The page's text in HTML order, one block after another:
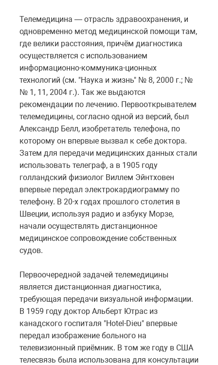
Телемедицина — отрасль здравоохранения, и
одновременно метод медицинской помощи там,
где велики расстояния, причём диагностика
осуществляется с использованием
информационно-коммуника-ционных
технологий (см. "Наука и жизнь" № 8, 2000 г.; №
№ 1, 11, 2004 г.). Так же выдаются
рекомендации по лечению. Первооткрывателем
телемедицины, согласно одной из версий, был
Александр Белл, изобретатель телефона, по
которому он впервые вызвал к себе доктора.
Затем для передачи медицинских данных стали
использовать телеграф, а в 1905 году
голландский физиолог Виллем Эйнтховен
впервые передал электрокардиограмму по
телефону. В 20-х годах прошлого столетия в
Швеции, используя радио и азбуку Морзе,
начали осуществлять дистанционное
медицинское сопровождение собственных
судов.
Первоочередной задачей телемедицины
является дистанционная диагностика,
требующая передачи визуальной информации.
В 1959 году доктор Альберт Ютрас из
канадского госпиталя "Hotel-Dieu" впервые
передал изображение больного на
телевизионный приёмник. В том же году в США
телесвязь была использована для консультации